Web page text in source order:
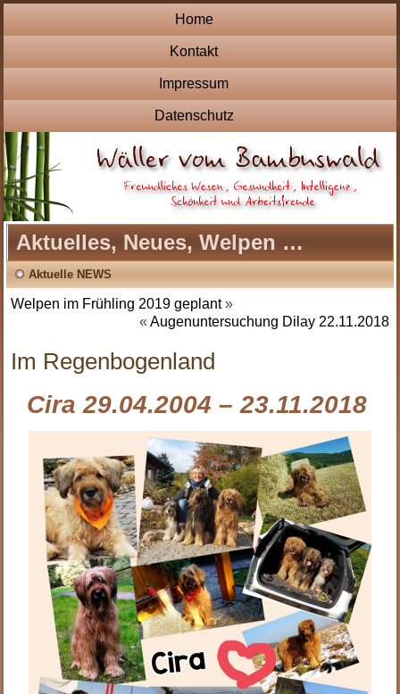
Home
Kontakt
Impressum
Datenschutz
Aktuelles, Neues, Welpen …
Aktuelle NEWS
Welpen im Frühling 2019 geplant»
« Augenuntersuchung Dilay 22.11.2018
Im Regenbogenland
Cira 29.04.2004 – 23.11.2018